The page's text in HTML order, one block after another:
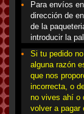
Para envíos
dirección de
de la
introducir la
Si tu pedido
alguna razón
que nos
incorrecta, o
no vives ahí o
volver a pagar